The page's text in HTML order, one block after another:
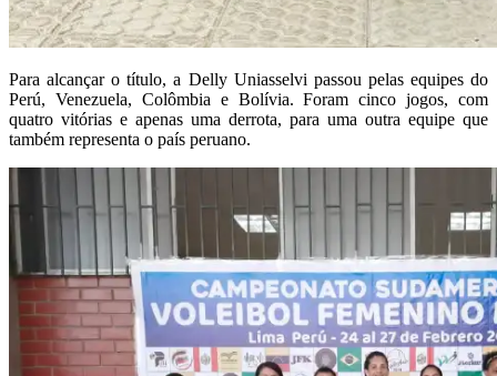
Para alcançar o título, a Delly Uniasselvi passou pelas equipes do
Perú, Venezuela, Colômbia e Bolívia. Foram cinco jogos, com
quatro vitórias e apenas uma derrota, para uma outra equipe que
também representa o país peruano.